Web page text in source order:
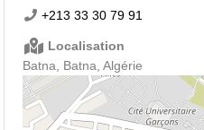
+213 33 30 79 91
Localisation
Batna, Batna, Algérie